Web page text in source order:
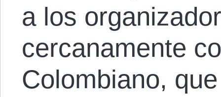
a los
cercanamente
Colombiano,